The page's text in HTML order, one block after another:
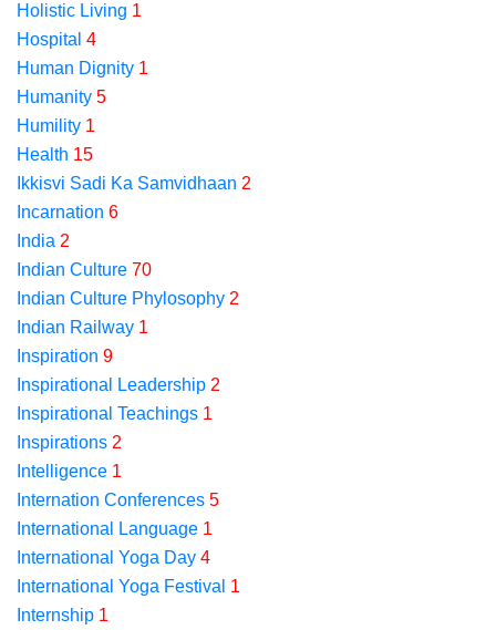
Holistic Living 1
Hospital 4
Human Dignity 1
Humanity 5
Humility 1
Health 15
Ikkisvi Sadi Ka Samvidhaan 2
Incarnation 6
India 2
Indian Culture 70
Indian Culture Phylosophy 2
Indian Railway 1
Inspiration 9
Inspirational Leadership 2
Inspirational Teachings 1
Inspirations 2
Intelligence 1
Internation Conferences 5
International Language 1
International Yoga Day 4
International Yoga Festival 1
Internship 1